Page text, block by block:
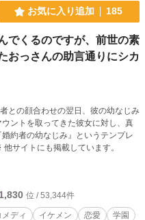
チ 〉 〈 喉から手が出る：魅惑の
〈 ギルドの中庭を……南国リゾート
〝すごい魔道具〟と皆がおどろく
を入れる猫のようにシュッ――と解
良い声
もの作り×転生もふもふクマちゃ
。 ＜ 検索用 ： イケメ
々／愛され／成長／ほのぼの 温泉
り／ 生産／錬金術／魔法 食事＆グ
密／人外／獣／動物／ 可愛さ最強
ディ／完全ハッピーエンド ＞
の冒険者とものづくり ～ほんと
は猫なんじゃないの？～』 ※他サイトにも掲載中
お気に入り追加 185
でくるのですが、前世の素
おっさんの助言通りにシカ
との顔合わせの翌日、彼の幼なじみ
愉快なおっさんを足してみました！ ※ 他サイトにも掲載しています。
1,830 位 / 53,344件
メディ イケメン 恋愛
学園